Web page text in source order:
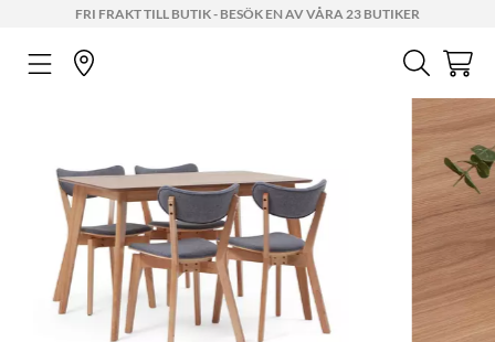
FRI FRAKT TILL BUTIK - BESÖK EN AV VÅRA 23 BUTIKER